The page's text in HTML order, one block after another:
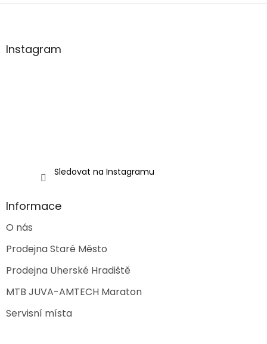
Z
aInstagram
Sledovat na Instagramu
Informace
O nás
Prodejna Staré Město
Prodejna Uherské Hradiště
MTB JUVA-AMTECH Maraton
Servisní místa